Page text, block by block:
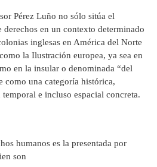
Pérez Luño no sólo sitúa el
derechos en un contexto determinado
inglesas en América del Norte
la Ilustración europea, ya sea en
en la insular o denominada “del
como una categoría histórica,
e incluso espacial concreta.
humanos es la presentada por
son